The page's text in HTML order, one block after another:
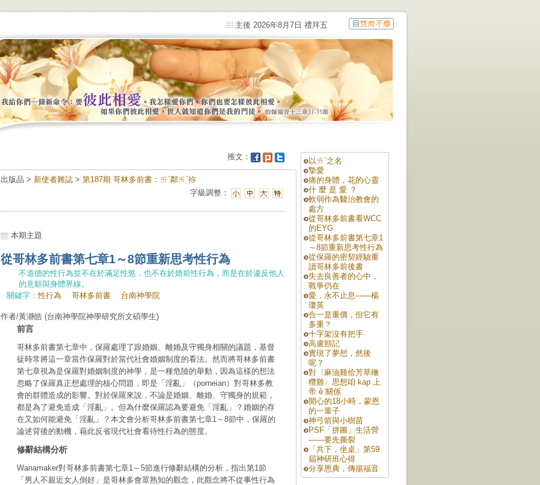
主後 2026年8月7日 禮拜五
推文：
出版品 > 新使者雜誌 > 第187期 哥林多前書：ㄞˋ鄰ㄞˋ祢
字級調整：
本期主題
從哥林多前書第七章1～8節重新思考性行為
不道德的性行為並不在於滿足性慾，也不在於婚前性行為，而是在於違反他人
的意願與身體界線。
關鍵字：性行為 哥林多前書 台南神學院
作者/黃瀞皓 (台南神學院神學研究所文碩學生)
前言
哥林多前書第七章中，保羅處理了跟婚姻、離婚及守獨身相關的議題，基督
徒時常將這一章當作保羅對於當代社會婚姻制度的看法。然而將哥林多前書
第七章視為是保羅對婚姻制度的神學，是一種危險的舉動，因為這樣的想法
忽略了保羅真正想處理的核心問題，即是「淫亂」（porneian）對哥林多教
會的群體造成的影響。對於保羅來說，不論是婚姻、離婚、守獨身的規範，
都是為了避免造成「淫亂」。但為什麼保羅認為要避免「淫亂」？婚姻的存
在又如何能避免「淫亂」？本文會分析哥林多前書第七章1～8節中，保羅的
論述背後的動機，藉此反省現代社會看待性行為的態度。
修辭結構分析
Wanamaker對哥林多前書第七章1～5節進行修辭結構的分析，指出第1節
「男人不親近女人倒好」是哥林多會眾熟知的觀念，此觀念將不從事性行為
以ㄞˋ之名
摯愛
痛的身體，花的心靈
什 麼 是 愛 ？
軟弱作為醫治教會的
處方
從哥林多前書看WCC
的EYG
從哥林多前書第七章1
～8節重新思考性行為
從保羅的密契經驗重
讀哥林多前後書
失去良善者的心中，
戰爭仍在
愛，永不止息——楊
瓊英
合一是重價，但它有
多重？
十字架沒有把手
高盧顫記
實現了夢想，然後
呢？
對〈麻油雞佮芳草橄
欖雞〉思想咱 kap 上
帝 ê 關係
開心的18小時，蒙恩
的一輩子
神弓箭與小樹苗
PSF「拼圖」生活營
——要先撕裂
「共下，坐桌」第59
屆神研班心得
分享恩典，傳揚福音